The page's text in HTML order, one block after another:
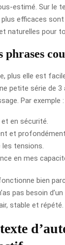
estimé. Sur le
efficaces
naturelles pour
phrases
plus elle est
petite série de 3
Par exemple :
en sécurité.
et profondément.
tensions.
en mes
bien
pas besoin
stable et répété.